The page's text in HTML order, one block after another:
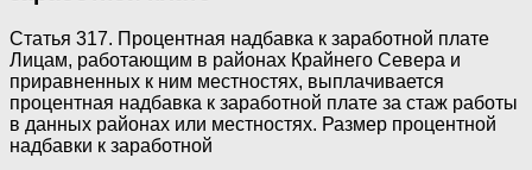
Статья 317. Процентная надбавка к заработной плате
Лицам, работающим в районах Крайнего Севера и
приравненных к ним местностях, выплачивается
процентная надбавка к заработной плате за стаж работы
в данных районах или местностях. Размер процентной
надбавки к заработной